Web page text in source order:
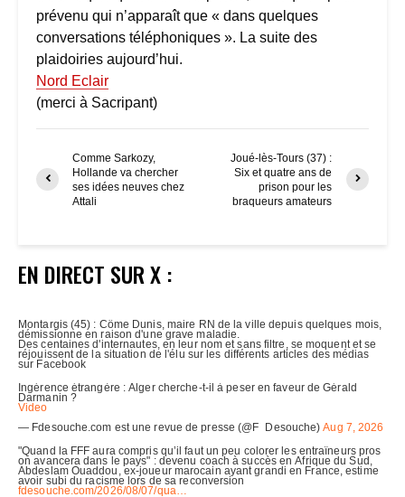
prévenu qui n’apparaît que « dans quelques
conversations téléphoniques ». La suite des
plaidoiries aujourd’hui.
Nord Eclair
(merci à Sacripant)
Comme Sarkozy,
Hollande va chercher
ses idées neuves chez
Attali
Joué-lès-Tours (37) :
Six et quatre ans de
prison pour les
braqueurs amateurs
EN DIRECT SUR X :